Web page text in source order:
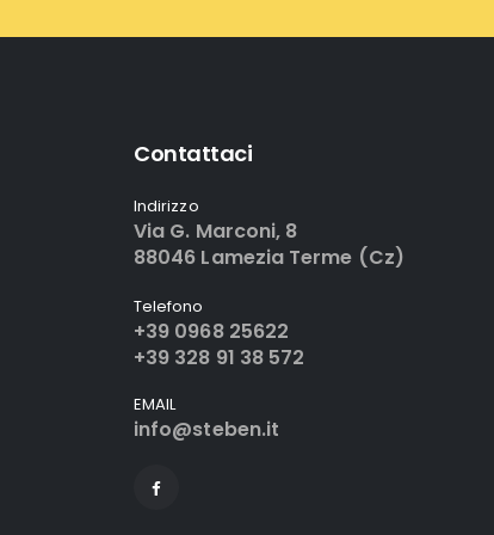
Contattaci
Indirizzo
Via G. Marconi, 8
88046 Lamezia Terme (Cz)
Telefono
+39 0968 25622
+39 328 91 38 572
EMAIL
info@steben.it